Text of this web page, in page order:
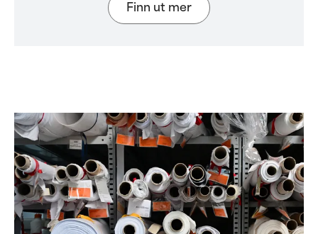
Finn ut mer